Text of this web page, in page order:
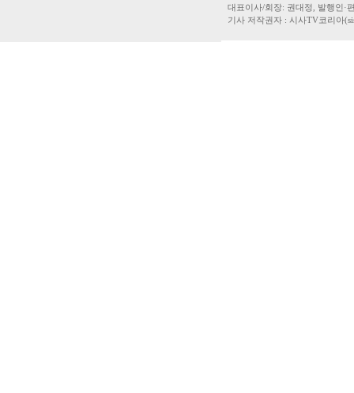
대표이사/회장: 권대정, 발행인·
기사 저작권자 : 시사TV코리아